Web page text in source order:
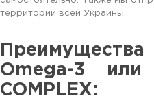
территории всей Украины.
Omega-3 или
COMPLEX: